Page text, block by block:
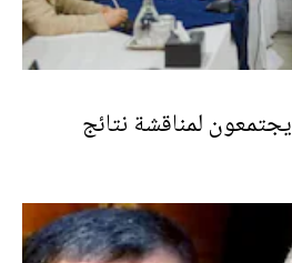
يجتمعون لمناقشة نتائج